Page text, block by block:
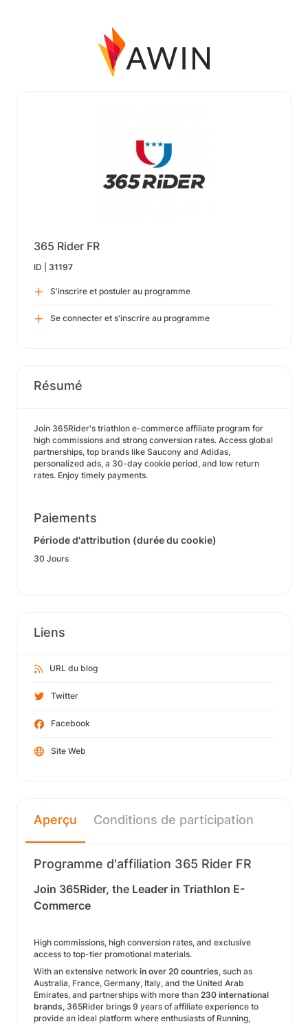
365 Rider FR
ID | 31197
S'inscrire et postuler au programme
Se connecter et s'inscrire au programme
Résumé
Join 365Rider's triathlon e-commerce affiliate program for
high commissions and strong conversion rates. Access global
partnerships, top brands like Saucony and Adidas,
personalized ads, a 30-day cookie period, and low return
rates. Enjoy timely payments.
Paiements
Période d'attribution (durée du cookie)
30 Jours
Liens
URL du blog
Twitter
Facebook
Site Web
Aperçu Conditions de participation
Programme d'affiliation 365 Rider FR
Join 365Rider, the Leader in Triathlon E-
Commerce
High commissions, high conversion rates, and exclusive
access to top-tier promotional materials.
With an extensive network in over 20 countries, such as
Australia, France, Germany, Italy, and the United Arab
Emirates, and partnerships with more than 230 international
brands, 365Rider brings 9 years of affiliate experience to
provide an ideal platform where enthusiasts of Running,